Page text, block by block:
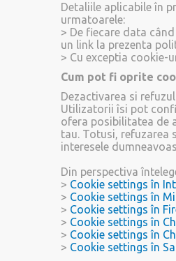
Detaliile aplicabile în
urmatoarele:
> De fiecare data
un link la prezenta
> Cu exceptia cookie-
Cum pot fi oprite
Dezactivarea si
Utilizatorii îsi pot
ofera posibilitatea de
tau. Totusi, refuzarea
interesele
Din perspectiva
> Cookie settings în
> Cookie settings în
> Cookie settings în
> Cookie settings în
> Cookie settings în
> Cookie settings în